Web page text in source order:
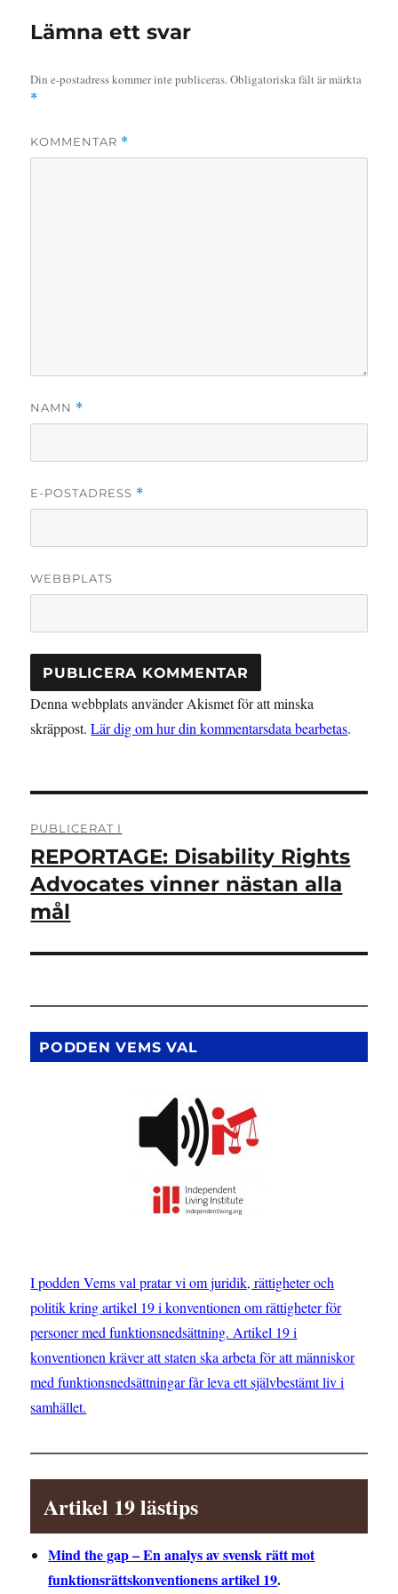
Lämna ett svar
Din e-postadress kommer inte publiceras.Obligatoriska fält är märkta
*
KOMMENTAR *
NAMN *
E-POSTADRESS *
WEBBPLATS
Denna webbplats använder Akismet för att minska
skräppost.Lär dig om hur din kommentarsdata bearbetas.
PUBLICERAT I
REPORTAGE: Disability Rights
Advocates vinner nästan alla
mål
PODDEN VEMS VAL
I podden Vems val pratar vi om juridik, rättigheter och
politik kring artikel 19 i konventionen om rättigheter för
personer med funktionsnedsättning. Artikel 19 i
konventionen kräver att staten ska arbeta för att människor
med funktionsnedsättningar får leva ett självbestämt liv i
samhället.
Artikel 19 lästips
Mind the gap – En analys av svensk rätt mot
funktionsrättskonventionens artikel 19.